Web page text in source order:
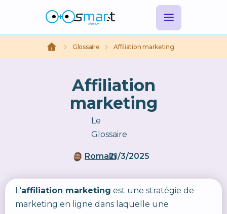
Glossaire Affiliation marketing
Affiliation
marketing
Le
Glossaire
Romain21/3/2025
L'affiliation marketing est une stratégie de
marketing en ligne dans laquelle une